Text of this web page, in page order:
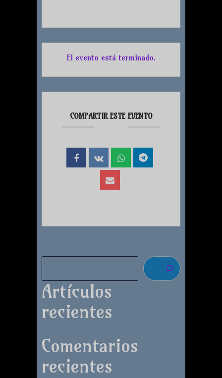
El evento está terminado.
COMPARTIR ESTE EVENTO
Artículos
recientes
Comentarios
recientes